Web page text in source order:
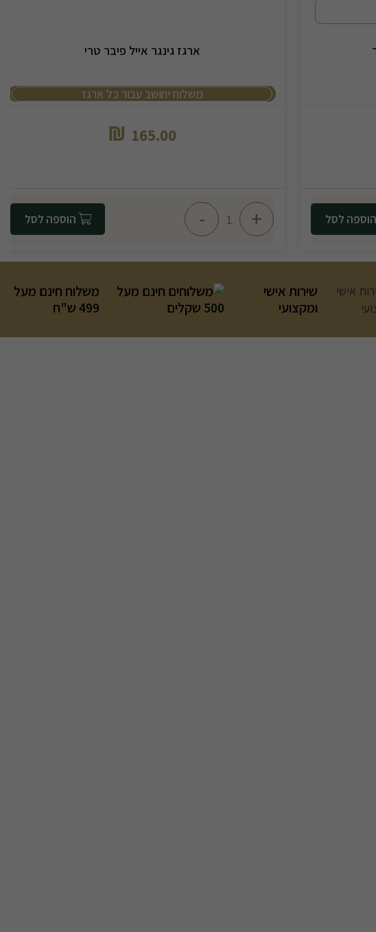
ארגז גינגר אייל פיבר טרי
משלוח יחושב עבור כל ארגז
165.00
₪
+
-
שירות אישי
ומקצועי
משלוח חינם מעל
499 ש"ח